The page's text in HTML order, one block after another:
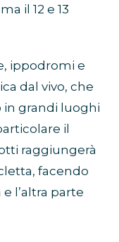
il 12 e 13
ippodromi e
dal vivo, che
in grandi luoghi
il
raggiungerà
facendo
l’altra parte